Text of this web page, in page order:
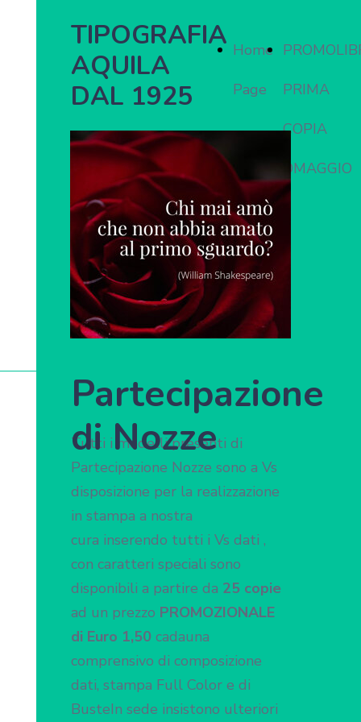
Home
Page PRIMA
COPIA
OMAGGIO
TIPOGRAFIA
AQUILA
DAL 1925
Partecipazione
di Nozze
Tutti i modelli presenti di
Partecipazione Nozze sono a Vs
disposizione per la realizzazione
in stampa a nostra
cura inserendo tutti i Vs dati ,
con caratteri speciali sono
disponibili a partire da 25 copie
ad un prezzo PROMOZIONALE
di Euro 1,50 cadauna
comprensivo di composizione
dati, stampa Full Color e di
BusteIn sede insistono ulteriori